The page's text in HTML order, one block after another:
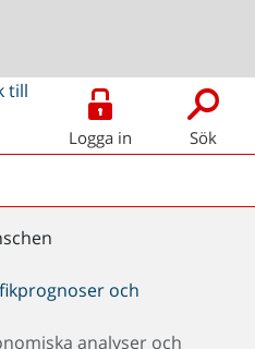
Logga in Sök
och
analyser och